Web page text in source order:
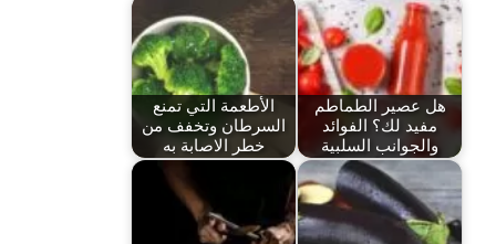
هل عصير الطماطم
مفيد لك؟ الفوائد
والجوانب السلبية
الأطعمة التي تمنع
السرطان وتخفف من
خطر الاصابة به